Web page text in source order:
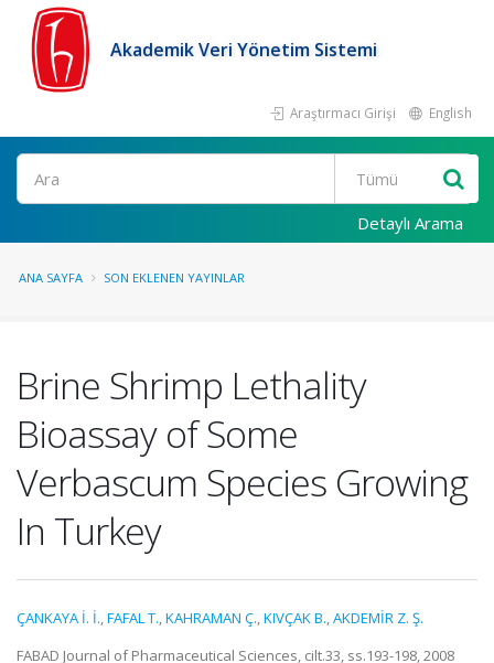
Akademik Veri Yönetim Sistemi
Araştırmacı Girişi English
Ara
Detaylı Arama
ANA SAYFA SON EKLENEN YAYINLAR
Brine Shrimp Lethality
Bioassay of Some
Verbascum Species Growing
In Turkey
ÇANKAYA İ. İ.,FAFAL T.,KAHRAMAN Ç.,KIVÇAK B.,AKDEMİR Z. Ş.
FABAD Journal of Pharmaceutical Sciences, cilt.33, ss.193-198, 2008